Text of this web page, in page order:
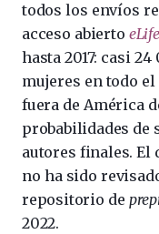
todos los envíos
acceso abierto eLife
hasta 2017: casi
mujeres en todo
fuera de América
probabilidades de
autores finales. El
no ha sido
repositorio de
2022.